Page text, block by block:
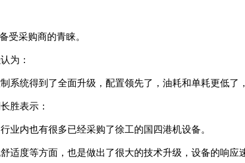
采购商的青睐。
为：
得到了全面升级，配置领先了，油耗和单耗更低了
胜表示：
内也有很多已经采购了徐工的国四港机设备。
等方面，也是做出了很大的技术升级，设备的响应